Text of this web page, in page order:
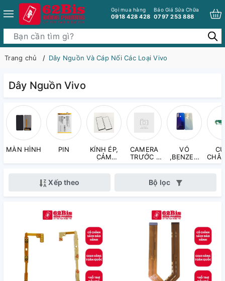
Gọi mua hàng
0918 428 428
Báo Giá Sửa Chữa
0797 253 888
Trang chủ Dây Nguồn Và Cáp Nối Các Loại Vivo
Dây Nguồn Vivo
MÀN HÌNH PIN
KÍNH ÉP,
CẢM
ỨNG,
CAMERA
TRƯỚC ,
CAMERA
VỎ
,BENZEN
VÀ PHỤ
MÁY
Xếp theo Bộ lọc